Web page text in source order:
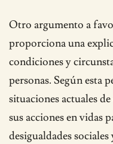
Otro argumento a
proporciona una
condiciones y
personas. Según esta
situaciones actuales
sus acciones en vidas
desigualdades